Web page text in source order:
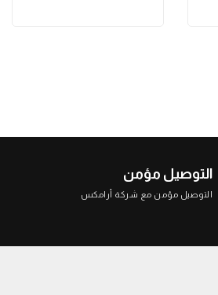
التوصيل مؤمن
التوصيل مؤمن مع شركة أرامكس